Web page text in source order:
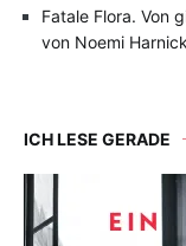
Fatale Flora. Von
von Noemi
ICH LESE GERADE